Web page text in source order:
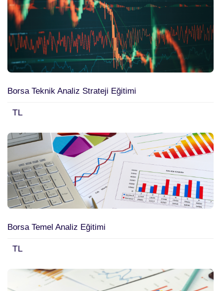
Borsa Teknik Analiz Strateji Eğitimi
TL
Borsa Temel Analiz Eğitimi
TL